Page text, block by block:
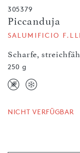
305379
Piccanduja
Scharfe,
SALUMIFICIO
250 g
NICHT VERFÜGBAR